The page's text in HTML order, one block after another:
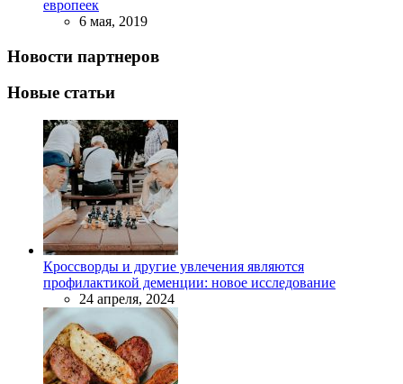
европеек
6 мая, 2019
Новости партнеров
Новые статьи
Кроссворды и другие увлечения являются
профилактикой деменции: новое исследование
24 апреля, 2024